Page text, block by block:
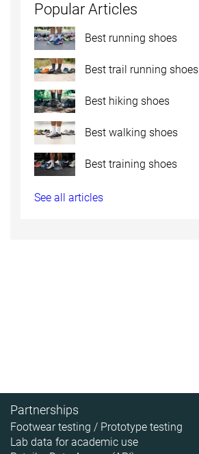
Popular Articles
Best running shoes
Best trail running shoes
Best hiking shoes
Best walking shoes
Best training shoes
See all articles
Partnerships
Footwear testing / Prototype testing
Lab data for academic use